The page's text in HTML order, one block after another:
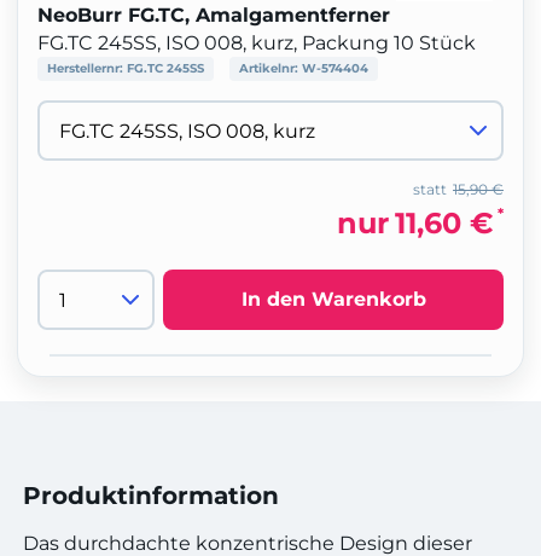
NeoBurr FG.TC, Amalgamentferner
FG.TC 245SS, ISO 008, kurz, Packung 10 Stück
Herstellernr: FG.TC 245SS Artikelnr: W-574404
15,90 €
statt
nur11,60 € *
In den Warenkorb
Produktinformation
Das durchdachte konzentrische Design dieser